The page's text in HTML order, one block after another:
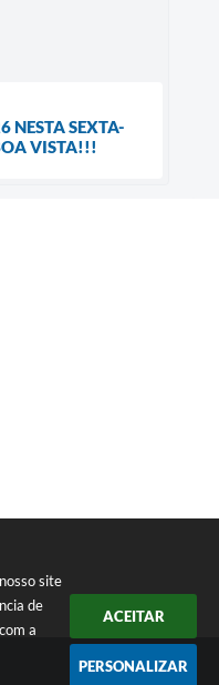
site
de
a
ACEITAR
PERSONALIZAR
NESTA SEXTA-
VISTA!!!